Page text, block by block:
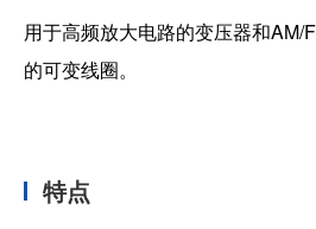
用于高频放大电路的变压器和AM/
的可变线圈。
特点